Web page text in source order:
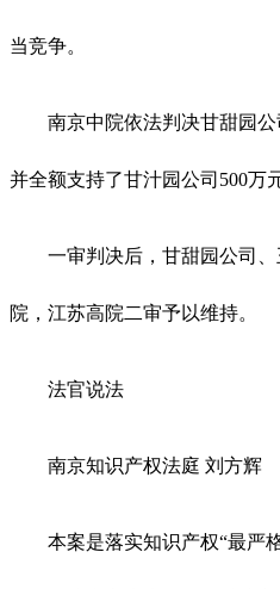
当竞争。
南京中院依法判决甘甜园公
并全额支持了甘汁园公司500万
一审判决后，甘甜园公司、
院，江苏高院二审予以维持。
法官说法
南京知识产权法庭 刘方辉
本案是落实知识产权“最严格